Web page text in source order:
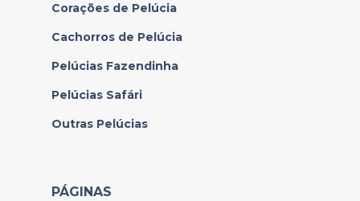
Corações de Pelúcia
Cachorros de Pelúcia
Pelúcias Fazendinha
Pelúcias Safári
Outras Pelúcias
PÁGINAS